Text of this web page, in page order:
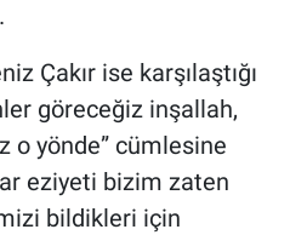
Çakır ise karşılaştığı
göreceğiz inşallah,
o yönde” cümlesine
eziyeti bizim zaten
bildikleri için